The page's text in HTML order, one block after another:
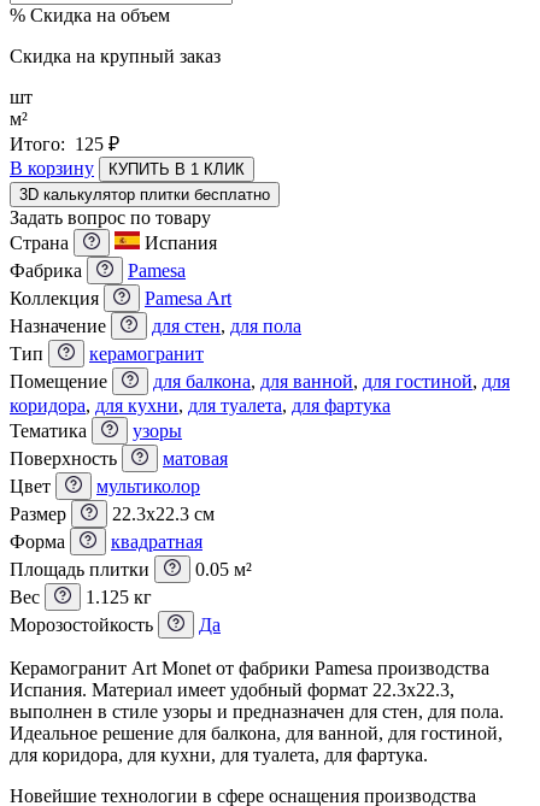
% Скидка на объем
Скидка на крупный заказ
шт
м²
Итого: 125 ₽
В корзину
КУПИТЬ В 1 КЛИК
3D калькулятор плитки бесплатно
Задать вопрос по товару
Страна
Испания
Фабрика
Pamesa
Коллекция
Pamesa Art
Назначение
для стен, для пола
Тип
керамогранит
Помещение
для балкона, для ванной, для гостиной, для
коридора, для кухни, для туалета, для фартука
Тематика
узоры
Поверхность
матовая
Цвет
мультиколор
Размер
22.3x22.3 см
Форма
квадратная
Площадь плитки
0.05 м²
Вес
1.125 кг
Морозостойкость
Да
Керамогранит Art Monet от фабрики Pamesa производства
Испания. Материал имеет удобный формат 22.3x22.3,
выполнен в стиле узоры и предназначен для стен, для пола.
Идеальное решение для балкона, для ванной, для гостиной,
для коридора, для кухни, для туалета, для фартука.
Новейшие технологии в сфере оснащения производства